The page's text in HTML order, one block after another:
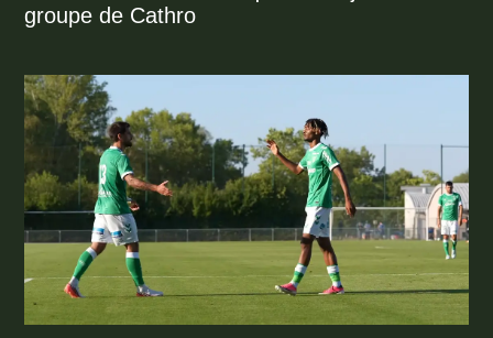
groupe de Cathro